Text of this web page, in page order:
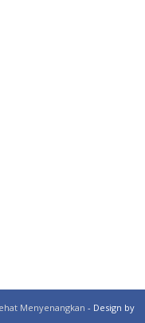
Menyenangkan - Design by